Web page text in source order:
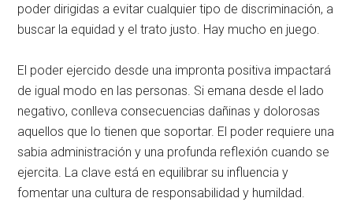
poder dirigidas a evitar cualquier tipo de discriminación, a
buscar la equidad y el trato justo. Hay mucho en juego.
El poder ejercido desde una impronta positiva impactará
de igual modo en las personas. Si emana desde el lado
negativo, conlleva consecuencias dañinas y dolorosas
aquellos que lo tienen que soportar. El poder requiere una
sabia administración y una profunda reflexión cuando se
ejercita. La clave está en equilibrar su influencia y
fomentar una cultura de responsabilidad y humildad.